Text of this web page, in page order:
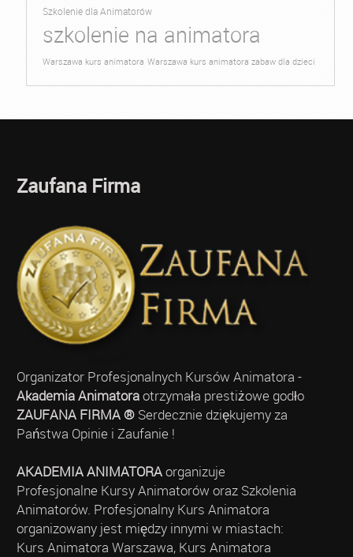
Szkolenie dla Animatorów
szkolenie na animatora
Warszawa kurs animatora Warszawa kurs animatora zabaw dla dzieci
Zaufana Firma
Organizator Profesjonalnych Kursów Animatora -
Akademia Animatoraotrzymała prestiżowe godło
ZAUFANA FIRMA ®Serdecznie dziękujemy za
Państwa Opinie i Zaufanie !
AKADEMIA ANIMATORAorganizuje
Profesjonalne Kursy Animatorów oraz Szkolenia
Animatorów. Profesjonalny Kurs Animatora
organizowany jest między innymi w miastach:
Kurs Animatora Warszawa, Kurs Animatora